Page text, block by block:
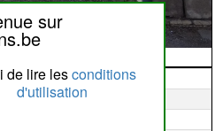
sur
de lire lesconditions
d'utilisation